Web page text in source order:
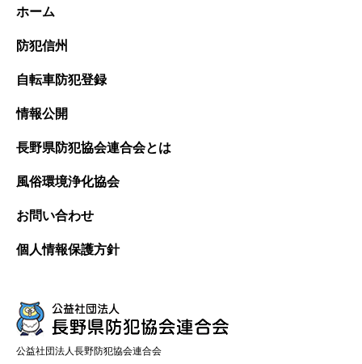
ホーム
防犯信州
自転車防犯登録
情報公開
長野県防犯協会連合会とは
風俗環境浄化協会
お問い合わせ
個人情報保護方針
公益社団法人長野防犯協会連合会